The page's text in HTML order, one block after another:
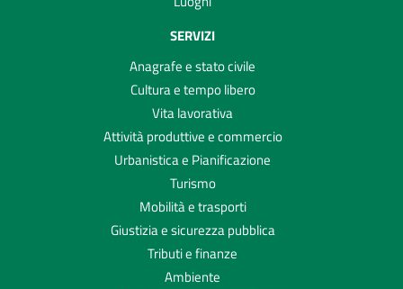
SERVIZI
Anagrafe e stato civile
Cultura e tempo libero
Vita lavorativa
Attività produttive e commercio
Urbanistica e Pianificazione
Turismo
Mobilità e trasporti
Giustizia e sicurezza pubblica
Tributi e finanze
Ambiente